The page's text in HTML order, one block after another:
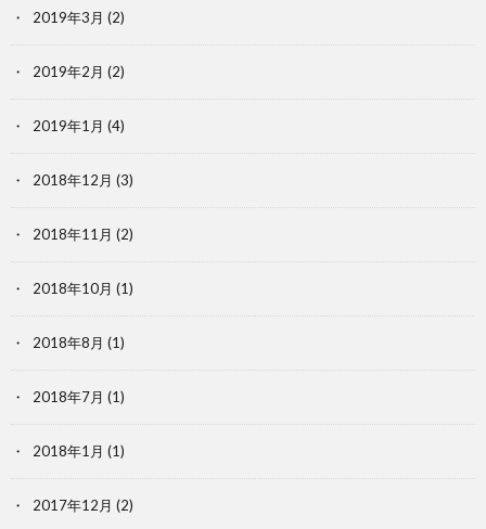
2019年3月 (2)
2019年2月 (2)
2019年1月 (4)
2018年12月 (3)
2018年11月 (2)
2018年10月 (1)
2018年8月 (1)
2018年7月 (1)
2018年1月 (1)
2017年12月 (2)